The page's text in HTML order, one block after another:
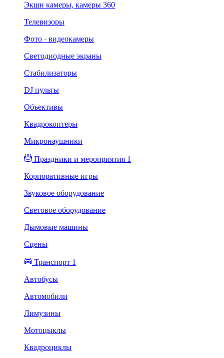
Экшн камеры, камеры 360
Телевизоры
Фото - видеокамеры
Светодиодные экраны
Стабилизаторы
DJ пульты
Объективы
Квадрокоптеры
Микронаушники
Праздники и мероприятия 1
Корпоративные игры
Звуковое оборудование
Световое оборудование
Дымовые машины
Сцены
Транспорт 1
Автобусы
Автомобили
Лимузины
Мотоцыклы
Квадроциклы